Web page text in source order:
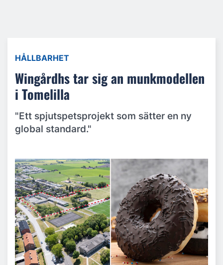
HÅLLBARHET
Wingårdhs tar sig an munkmodellen
i Tomelilla
"Ett spjutspetsprojekt som sätter en ny
global standard."